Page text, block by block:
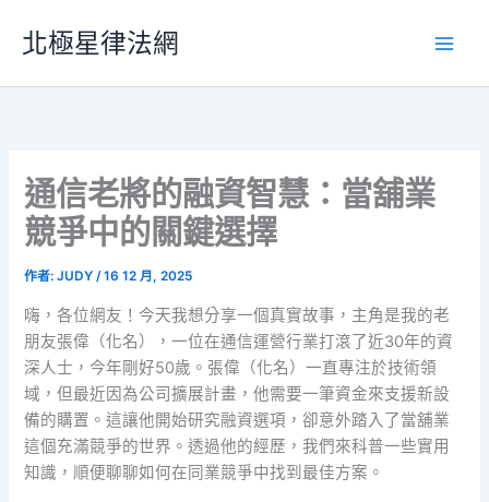
要
北極星律法網
通信老將的融資智慧：當舖業
競爭中的關鍵選擇
作者:JUDY/16 12 月, 2025
嗨，各位網友！今天我想分享一個真實故事，主角是我的老
朋友張偉（化名），一位在通信運營行業打滾了近30年的資
深人士，今年剛好50歲。張偉（化名）一直專注於技術領
域，但最近因為公司擴展計畫，他需要一筆資金來支援新設
備的購置。這讓他開始研究融資選項，卻意外踏入了當舖業
這個充滿競爭的世界。透過他的經歷，我們來科普一些實用
知識，順便聊聊如何在同業競爭中找到最佳方案。